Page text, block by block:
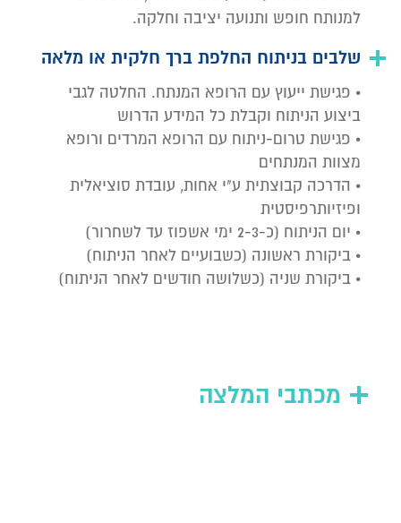
למנותח חופש ותנועה יציבה וחלקה.
שלבים בניתוח החלפת ברך חלקית או מלאה
• פגישת ייעוץ עם הרופא המנתח. החלטה לגבי
ביצוע הניתוח וקבלת כל המידע הדרוש
• פגישת טרום-ניתוח עם הרופא המרדים ורופא
מצוות המנתחים
• הדרכה קבוצתית ע"י אחות, עובדת סוציאלית
ופיזיותרפיסטית
• יום הניתוח (כ-2-3 ימי אשפוז עד לשחרור)
• ביקורת ראשונה (כשבועיים לאחר הניתוח)
• ביקורת שניה (כשלושה חודשים לאחר הניתוח)
מכתבי המלצה